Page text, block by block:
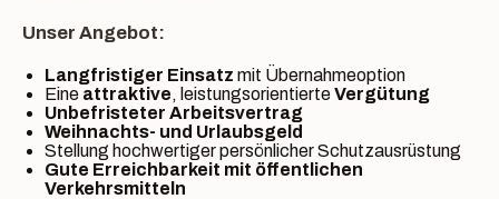
Unser Angebot:
Langfristiger Einsatz mit Übernahmeoption
Eine attraktive, leistungsorientierteVergütung
Unbefristeter Arbeitsvertrag
Weihnachts- und Urlaubsgeld
Stellung hochwertiger persönlicher Schutzausrüstung
Gute Erreichbarkeit mit öffentlichen
Verkehrsmitteln